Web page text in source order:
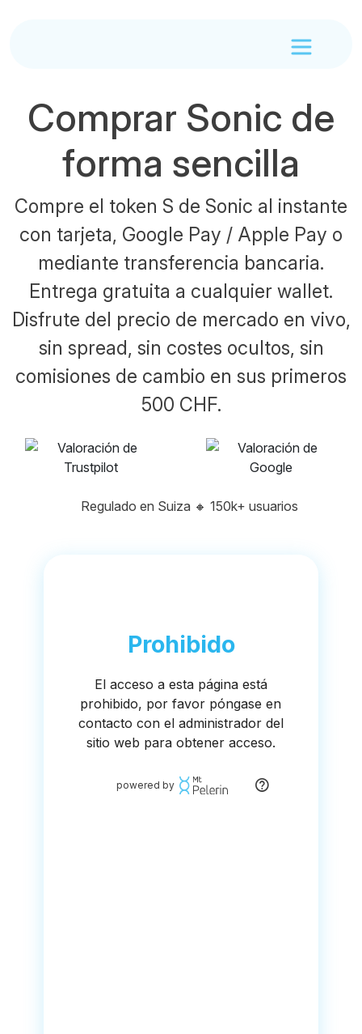
Comprar Sonic de
forma sencilla
Compre el token S de Sonic al instante
con tarjeta, Google Pay / Apple Pay o
mediante transferencia bancaria.
Entrega gratuita a cualquier wallet.
Disfrute del precio de mercado en vivo,
sin spread, sin costes ocultos, sin
comisiones de cambio en sus primeros
500 CHF.
Regulado en Suiza 🔸 150k+ usuarios